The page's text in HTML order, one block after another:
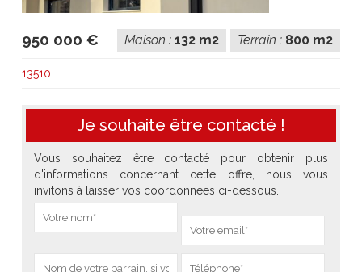
950 000 € Terrain : 800 m2
Maison : 132 m2
13510
Je souhaite être contacté !
Vous souhaitez être contacté pour obtenir plus
d'informations concernant cette offre, nous vous
invitons à laisser vos coordonnées ci-dessous.